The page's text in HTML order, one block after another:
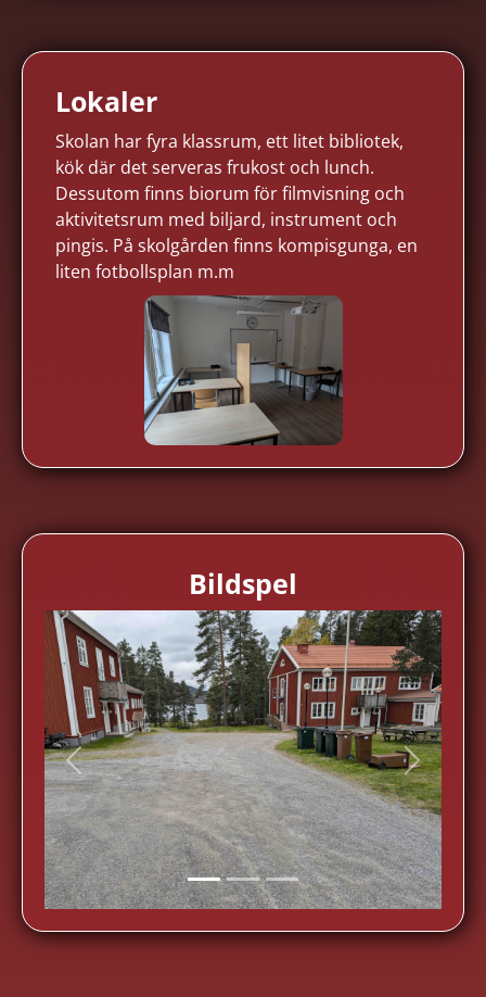
Lokaler
Skolan har fyra klassrum, ett litet bibliotek,
kök där det serveras frukost och lunch.
Dessutom finns biorum för filmvisning och
aktivitetsrum med biljard, instrument och
pingis. På skolgården finns kompisgunga, en
liten fotbollsplan m.m
Bildspel
Previous Next